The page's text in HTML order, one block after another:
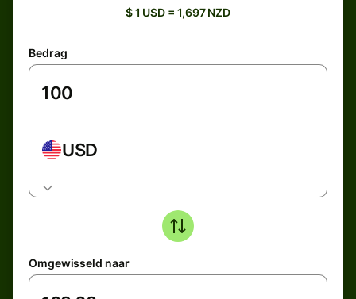
$ 1 USD = 1,697 NZD
Bedrag
USD
Omgewisseld naar